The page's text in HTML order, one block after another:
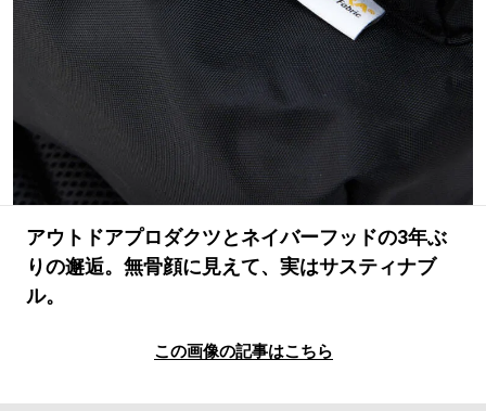
アウトドアプロダクツとネイバーフッドの3年ぶ
りの邂逅。無骨顔に見えて、実はサスティナブ
ル。
この画像の記事はこちら